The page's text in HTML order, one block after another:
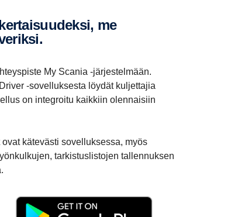
My Scania ‑järjestelmään.
-sovelluksesta löydät kuljettajia
on integroitu kaikkiin olennaisiin
kätevästi sovelluksessa, myös
tarkistuslistojen tallennuksen